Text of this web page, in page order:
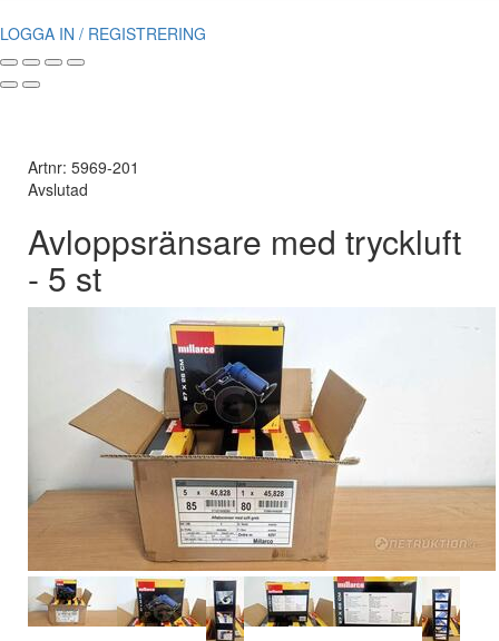
LOGGA IN / REGISTRERING
Artnr: 5969-201
Avslutad
Avloppsränsare med tryckluft
- 5 st